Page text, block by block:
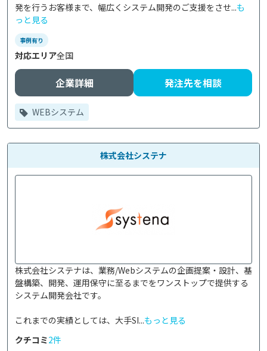
発を行うお客様まで、幅広くシステム開発のご支援をさせ...も
っと見る
事例有り
対応エリア全国
企業詳細 発注先を相談
WEBシステム
株式会社システナ
株式会社システナは、業務/Webシステムの企画提案・設計、基
盤構築、開発、運用保守に至るまでをワンストップで提供する
システム開発会社です。
これまでの実績としては、大手SI...もっと見る
クチコミ2件